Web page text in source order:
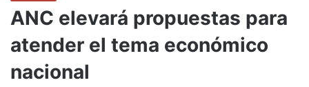
ANC elevará propuestas para
atender el tema económico
nacional